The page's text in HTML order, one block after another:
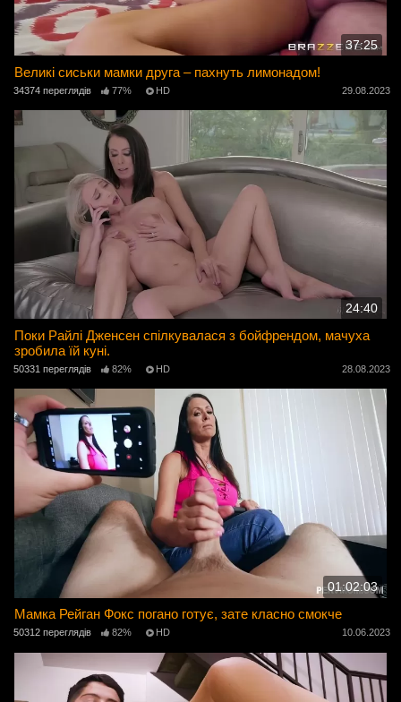
37:25
Великі сиськи мамки друга – пахнуть лимонадом!
34374 переглядів 77% HD 29.08.2023
24:40
Поки Райлі Дженсен спілкувалася з бойфрендом, мачуха
зробила їй куні.
50331 переглядів 82% HD 28.08.2023
01:02:03
Мамка Рейган Фокс погано готує, зате класно смокче
50312 переглядів 82% HD 10.06.2023